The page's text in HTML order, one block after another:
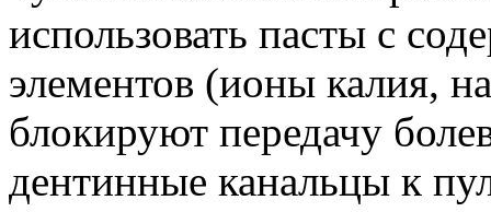
использовать пасты с
элементов (ионы калия,
блокируют передачу
дентинные канальцы к